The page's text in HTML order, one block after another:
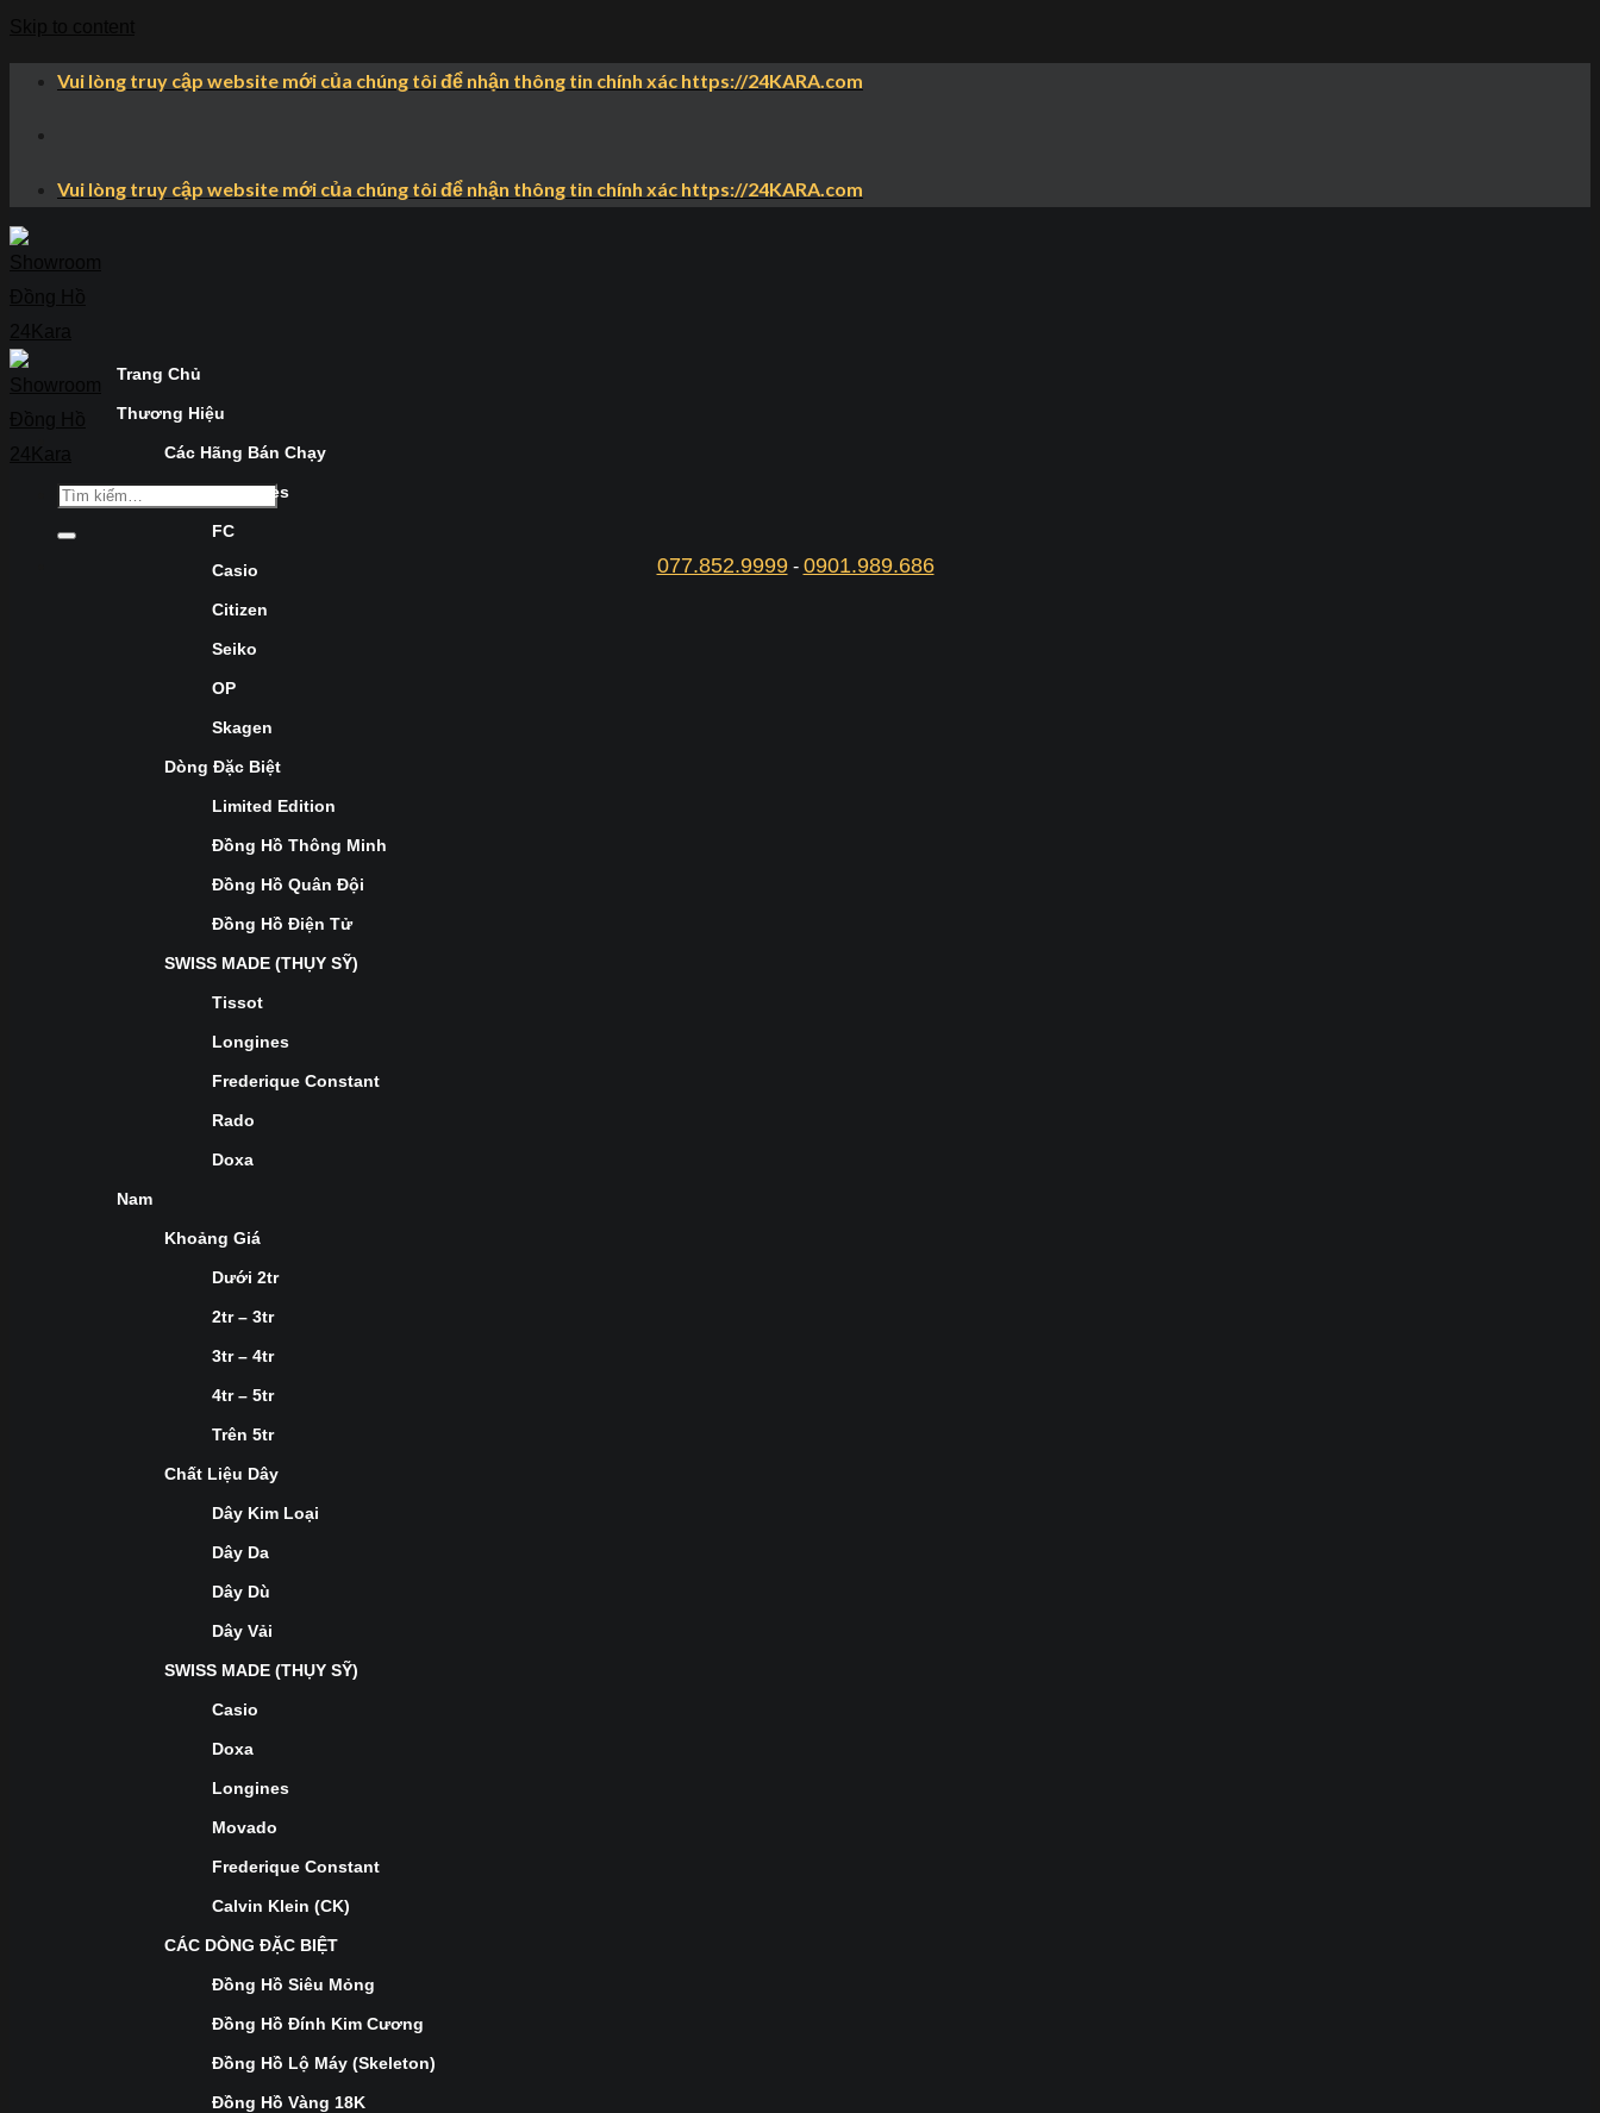
Vui lòng truy cập website mới của chúng tôi để nhận thông tin chính xác https://24KARA.com
Vui lòng truy cập website mới của chúng tôi để nhận thông tin chính xác https://24KARA.com
077.852.9999- 0901.989.686
Trang Chủ
Thương Hiệu
Các Hãng Bán Chạy
Longines
FC
Casio
Citizen
Seiko
OP
Skagen
Dòng Đặc Biệt
Limited Edition
Đồng Hồ Thông Minh
Đồng Hồ Quân Đội
Đồng Hồ Điện Tử
SWISS MADE (THỤY SỸ)
Tissot
Longines
Frederique Constant
Rado
Doxa
Nam
Khoảng Giá
Dưới 2tr
2tr – 3tr
3tr – 4tr
4tr – 5tr
Trên 5tr
Chất Liệu Dây
Dây Kim Loại
Dây Da
Dây Dù
Dây Vải
SWISS MADE (THỤY SỸ)
Casio
Doxa
Longines
Movado
Frederique Constant
Calvin Klein (CK)
CÁC DÒNG ĐẶC BIỆT
Đồng Hồ Siêu Mỏng
Đồng Hồ Đính Kim Cương
Đồng Hồ Lộ Máy (Skeleton)
Đồng Hồ Vàng 18K